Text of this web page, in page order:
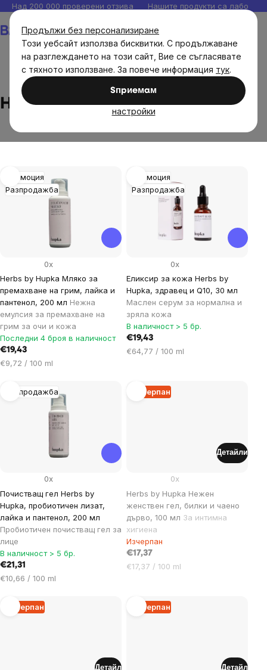
Продължи без персонализиране
Този уебсайт използва бисквитки. С продължаване
на разглеждането на този сайт, Вие се съгласявате
с тяхното използване. За повече информация тук.
Sпpиeмaм
настройки
Прескочи
към
съдържанието
Над 200 000 проверени отзива Нашите продукти са
Herbs by Hupka
Herbs by Hupka
List
of
products
Промоция
Разпродажба
Herbs by Hupka Мляко за
премахване на грим, лайка и
пантенол, 200 мл Нежна
емулсия за премахване на
грим за очи и кожа
0x
Последни 4 броя в наличност
€19,43
Цена
мярка:
€9,72 / 100 ml
Промоция
Разпродажба
Еликсир за кожа Herbs by
Hupka, здравец и Q10, 30 мл
Маслен серум за нормална и
зряла кожа
0x
В наличност > 5 бр.
€19,43
Цена
€64,77 / 100 ml
Разпродажба
Почистващ гел Herbs by
Hupka, пробиотичен лизат,
лайка и пантенол, 200 мл
Пробиотичен почистващ гел за
лице
0x
В наличност > 5 бр.
€21,31
Цена
мярка:
€10,66 / 100 ml
Изчерпан
Herbs by Hupka Нежен
женствен гел, билки и чаено
дърво, 100 мл За интимна
хигиена
0x
Изчерпан
€17,37
Цена
€17,37 / 100 ml
Детайли
Изчерпан
Детайл
Изчерпан
Детайл